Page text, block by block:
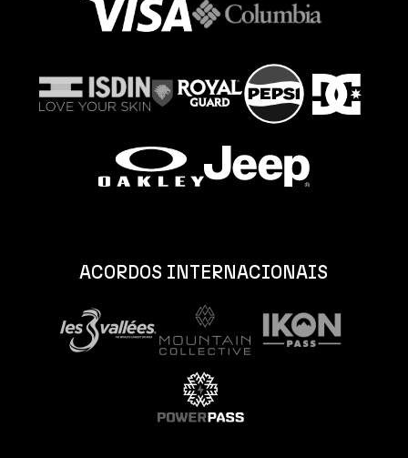
ACORDOS INTERNACIONAIS